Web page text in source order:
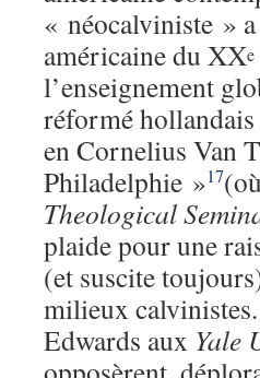
« néocalviniste »
américaine du XXe
l’enseignement
réformé
en Cornelius Van
Philadelphie »17
Theological
plaide pour une
(et suscite
milieux
Edwards aux Yale